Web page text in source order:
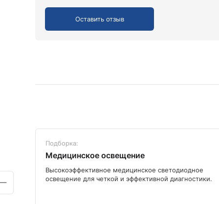
Оставить отзыв
Подборка:
Медицинское освещение
Высокоэффективное медицинское светодиодное
освещение для четкой и эффективной диагностики.